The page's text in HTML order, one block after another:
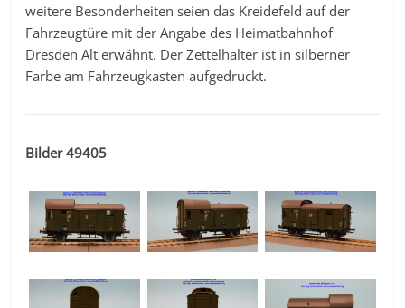
weitere Besonderheiten seien das Kreidefeld auf der
Fahrzeugtüre mit der Angabe des Heimatbahnhof
Dresden Alt erwähnt. Der Zettelhalter ist in silberner
Farbe am Fahrzeugkasten aufgedruckt.
Bilder 49405